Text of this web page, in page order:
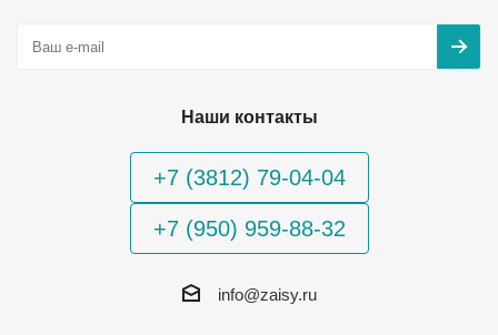
Наши контакты
+7 (3812) 79-04-04
+7 (950) 959-88-32
info@zaisy.ru